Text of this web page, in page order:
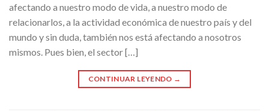
afectando a nuestro modo de vida, a nuestro modo de
relacionarlos, a la actividad económica de nuestro país y del
mundo y sin duda, también nos está afectando a nosotros
mismos. Pues bien, el sector […]
CONTINUAR LEYENDO →